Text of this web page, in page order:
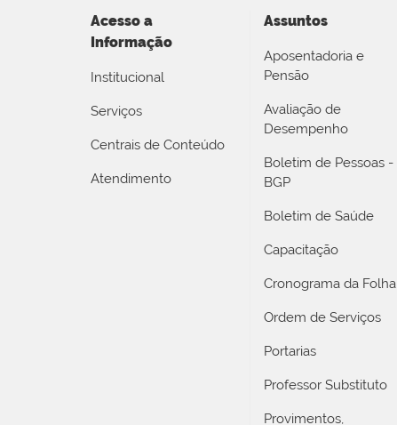
Acesso a
Informação
Institucional
Serviços
Centrais de Conteúdo
Atendimento
Assuntos
Aposentadoria e
Pensão
Avaliação de
Desempenho
Boletim de Pessoas -
BGP
Boletim de Saúde
Capacitação
Cronograma da Folha
Ordem de Serviços
Portarias
Professor Substituto
Provimentos,